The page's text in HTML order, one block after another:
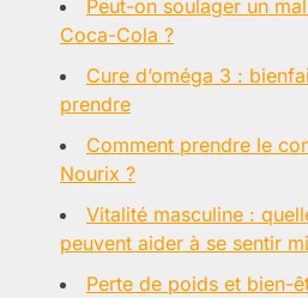
Peut-on soulager un
Coca-Cola ?
Cure d’oméga 3 :
prendre
Comment prendre le
Nourix ?
Vitalité masculine :
peuvent aider à se sentir
Perte de poids et bien-